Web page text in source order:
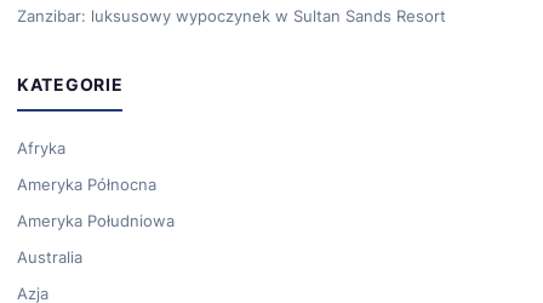
Zanzibar: luksusowy wypoczynek w Sultan Sands Resort
KATEGORIE
Afryka
Ameryka Północna
Ameryka Południowa
Australia
Azja